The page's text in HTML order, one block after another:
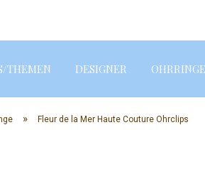
THEMEN DESIGNER OHRRINGE
» Fleur de la Mer Haute Couture Ohrclips